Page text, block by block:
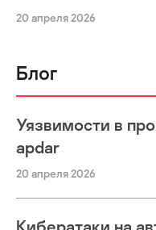
20 апреля 2026
Блог
Уязвимости в
apdar
20 апреля 2026